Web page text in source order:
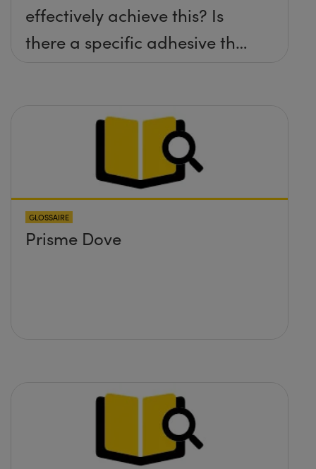
effectively achieve this? Is
there a specific adhesive that
GLOSSAIRE
Prisme Dove